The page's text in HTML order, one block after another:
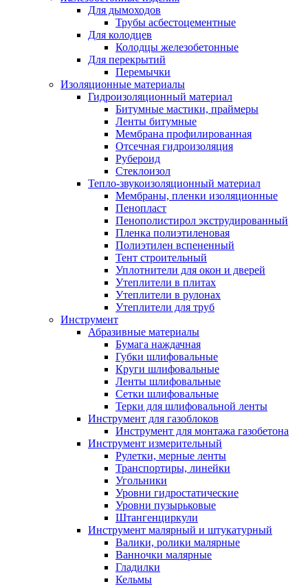
Для дымоходов
Трубы асбестоцементные
Для колодцев
Колодцы железобетонные
Для перекрытий
Перемычки
Изоляционные материалы
Гидроизоляционный материал
Битумные мастики, праймеры
Ленты битумные
Мембрана профилированная
Отсечная гидроизоляция
Рубероид
Стеклоизол
Тепло-звукоизоляционный материал
Мембраны, пленки изоляционные
Пенопласт
Пенополистирол экструдированный
Пленка полиэтиленовая
Полиэтилен вспененный
Тент строительный
Уплотнители для окон и дверей
Утеплители в плитах
Утеплители в рулонах
Утеплители для труб
Инструмент
Абразивные материалы
Бумага наждачная
Губки шлифовальные
Круги шлифовальные
Ленты шлифовальные
Сетки шлифовальные
Терки для шлифовальной ленты
Инструмент для газоблоков
Инструмент для монтажа газобетона
Инструмент измерительный
Рулетки, мерные ленты
Транспортиры, линейки
Угольники
Уровни гидростатические
Уровни пузырьковые
Штангенциркули
Инструмент малярный и штукатурный
Валики, ролики малярные
Ванночки малярные
Гладилки
Кельмы